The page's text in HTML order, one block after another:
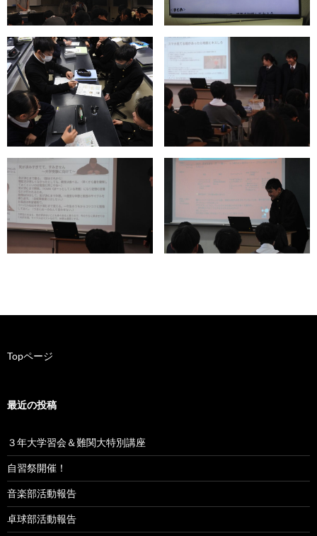
Topページ
最近の投稿
３年大学習会＆難関大特別講座
自習祭開催！
音楽部活動報告
卓球部活動報告